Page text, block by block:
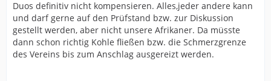
Duos definitiv nicht kompensieren. Alles,jeder andere kann
und darf gerne auf den Prüfstand bzw. zur Diskussion
gestellt werden, aber nicht unsere Afrikaner. Da müsste
dann schon richtig Kohle fließen bzw. die Schmerzgrenze
des Vereins bis zum Anschlag ausgereizt werden.